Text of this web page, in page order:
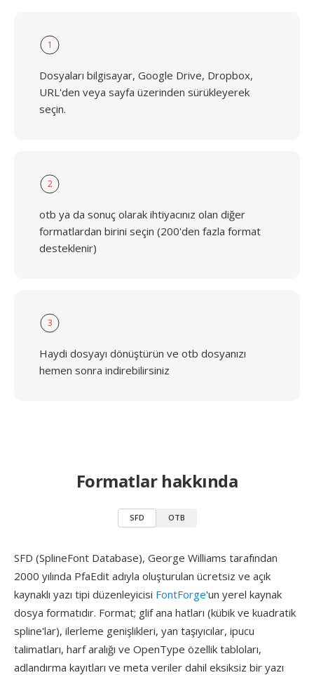
1
Dosyaları bilgisayar, Google Drive, Dropbox,
URL'den veya sayfa üzerinden sürükleyerek
seçin.
2
otb ya da sonuç olarak ihtiyacınız olan diğer
formatlardan birini seçin (200'den fazla format
desteklenir)
3
Haydi dosyayı dönüştürün ve otb dosyanızı
hemen sonra indirebilirsiniz
Formatlar hakkında
SFD OTB
SFD (SplineFont Database), George Williams tarafından
2000 yılında PfaEdit adıyla oluşturulan ücretsiz ve açık
kaynaklı yazı tipi düzenleyicisi FontForge'un yerel kaynak
dosya formatıdır. Format; glif ana hatları (kübik ve kuadratik
spline'lar), ilerleme genişlikleri, yan taşıyıcılar, ipucu
talimatları, harf aralığı ve OpenType özellik tabloları,
adlandırma kayıtları ve meta veriler dahil eksiksiz bir yazı